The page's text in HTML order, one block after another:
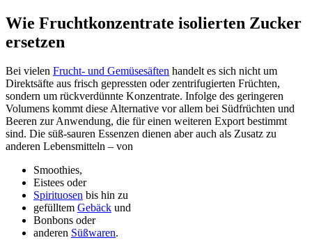
Wie Fruchtkonzentrate isolierten Zucker
ersetzen
Bei vielen Frucht- und Gemüsesäften handelt es sich nicht um
Direktsäfte aus frisch gepressten oder zentrifugierten Früchten,
sondern um rückverdünnte Konzentrate. Infolge des geringeren
Volumens kommt diese Alternative vor allem bei Südfrüchten und
Beeren zur Anwendung, die für einen weiteren Export bestimmt
sind. Die süß-sauren Essenzen dienen aber auch als Zusatz zu
anderen Lebensmitteln – von
Smoothies,
Eistees oder
Spirituosen bis hin zu
gefülltem Gebäck und
Bonbons oder
anderen Süßwaren.